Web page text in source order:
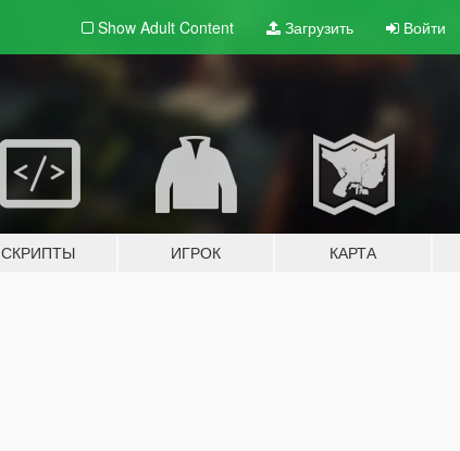
Show Adult Content Загрузить Войти
СКРИПТЫ ИГРОК КАРТА